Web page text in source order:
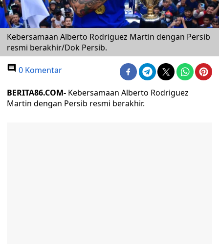
Kebersamaan Alberto Rodriguez Martin dengan Persib
resmi berakhir/Dok Persib.
0 Komentar
BERITA86.COM- Kebersamaan Alberto Rodriguez
Martin dengan Persib resmi berakhir.